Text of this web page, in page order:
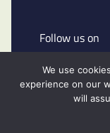
Follow us on
We use
experience on our
will